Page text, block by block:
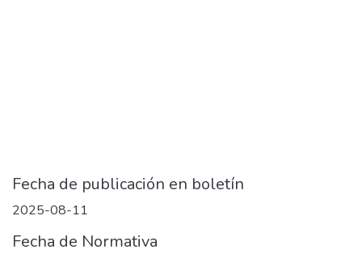
Fecha de publicación en boletín
2025-08-11
Fecha de Normativa